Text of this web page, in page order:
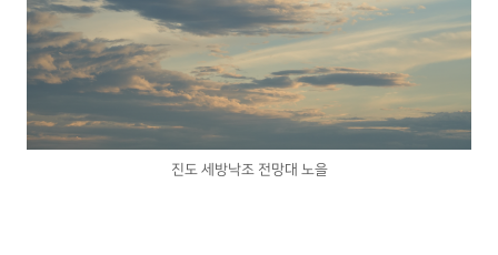
진도 세방낙조 전망대 노을